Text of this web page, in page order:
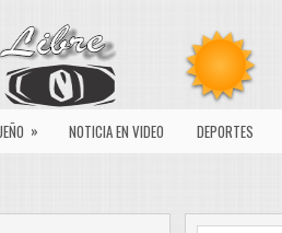
» NOTICIA EN VIDEO DEPORTES